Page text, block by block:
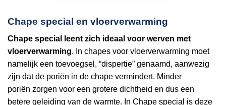
Chape special en vloerverwarming
Chape special leent zich ideaal voor werven met
vloerverwarming. In chapes voor vloerverwarming moet
namelijk een toevoegsel, “dispertie” genaamd, aanwezig
zijn dat de poriën in de chape vermindert. Minder
poriën zorgen voor een grotere dichtheid en dus een
betere geleiding van de warmte. In Chape special is deze